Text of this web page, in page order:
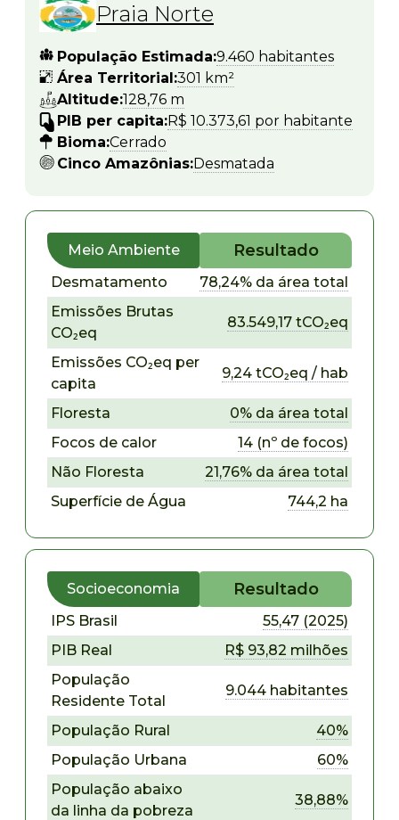
Praia Norte
População Estimada:9.460 habitantes
Área Territorial:301 km²
Altitude:128,76 m
PIB per capita:R$ 10.373,61 por habitante
Bioma:Cerrado
Cinco Amazônias:Desmatada
Meio Ambiente Resultado
Desmatamento
78,24% da área total
Emissões Brutas
CO₂eq
83.549,17 tCO₂eq
Emissões CO₂eq per
capita
9,24 tCO₂eq / hab
Floresta
0% da área total
Focos de calor
14 (nº de focos)
Não Floresta
21,76% da área total
Superfície de Água
744,2 ha
Socioeconomia Resultado
IPS Brasil
55,47 (2025)
PIB Real
R$ 93,82 milhões
População
Residente Total
9.044 habitantes
População Rural
40%
População Urbana
60%
População abaixo
da linha da pobreza
38,88%